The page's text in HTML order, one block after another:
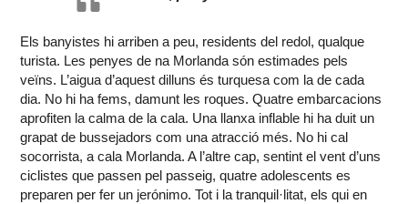
Els banyistes hi arriben a peu, residents del redol, qualque
turista. Les penyes de na Morlanda són estimades pels
veïns. L’aigua d’aquest dilluns és turquesa com la de cada
dia. No hi ha fems, damunt les roques. Quatre embarcacions
aprofiten la calma de la cala. Una llanxa inflable hi ha duit un
grapat de bussejadors com una atracció més. No hi cal
socorrista, a cala Morlanda. A l’altre cap, sentint el vent d’uns
ciclistes que passen pel passeig, quatre adolescents es
preparen per fer un jerónimo. Tot i la tranquil·litat, els qui en